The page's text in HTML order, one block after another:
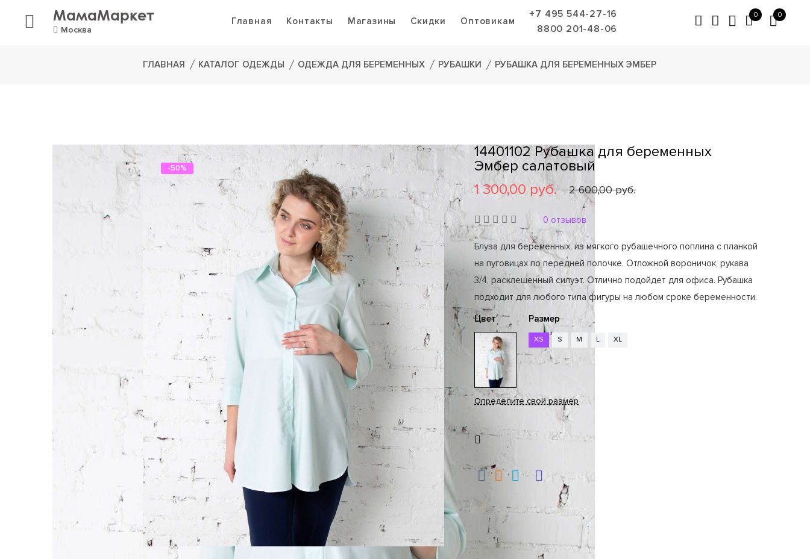
МамаМаркет
Москва
Главная Контакты Магазины Скидки Оптовикам
+7 495 544-27-16
8800 201-48-06
0 0
ГЛАВНАЯ КАТАЛОГ ОДЕЖДЫ ОДЕЖДА ДЛЯ БЕРЕМЕННЫХ РУБАШКИ РУБАШКА ДЛЯ БЕРЕМЕННЫХ ЭМБЕР
-50%
14401102 Рубашка для беременных
Эмбер салатовый
1 300,00 руб.
2 600,00 руб.
0 отзывов
Блуза для беременных, из мягкого рубашечного поплина с планкой
на пуговицах по передней полочке. Отложной вороничок, рукава
3/4, расклешенный силуэт. Отлично подойдет для офиса. Рубашка
подходит для любого типа фигуры на любом сроке беременности.
Цвет
Размер
XS S M L XL
Определите свой размер